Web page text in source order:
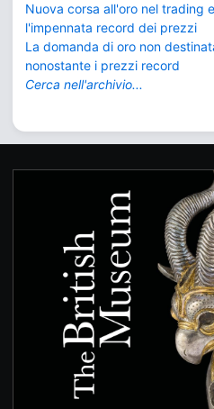
Nuova corsa all'oro nel trading
l'impennata record dei prezzi
La domanda di oro non
nonostante i prezzi record
Cerca nell'archivio...